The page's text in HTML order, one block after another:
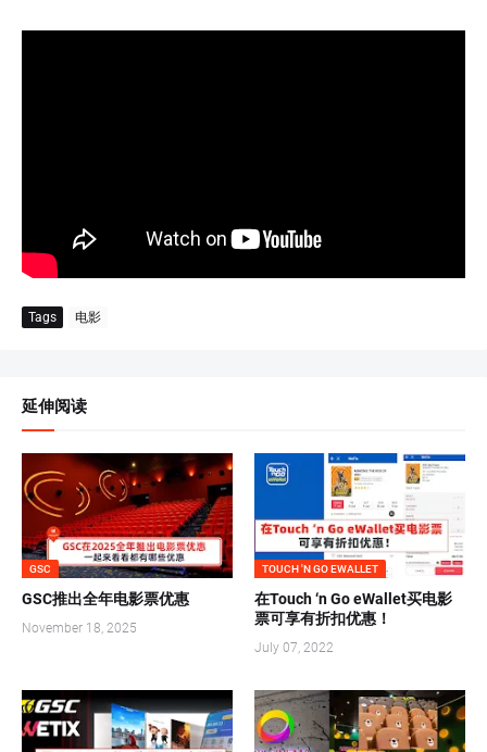
Tags 电影
延伸阅读
GSC
GSC推出全年电影票优惠
November 18, 2025
TOUCH 'N GO EWALLET
在Touch ‘n Go eWallet买电影
票可享有折扣优惠！
July 07, 2022